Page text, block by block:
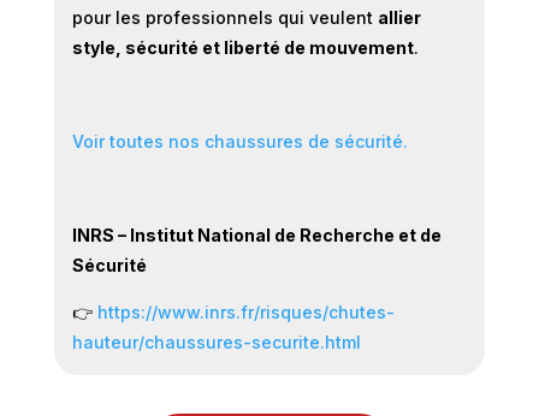
pour les professionnels qui veulent allier
style, sécurité et liberté de mouvement.
Voir toutes nos chaussures de sécurité.
INRS – Institut National de Recherche et de
Sécurité
👉 https://www.inrs.fr/risques/chutes-
hauteur/chaussures-securite.html